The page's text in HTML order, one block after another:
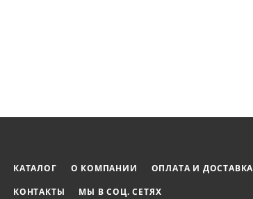
КАТАЛОГ О КОМПАНИИ ОПЛАТА И ДОСТАВКА
КОНТАКТЫ
МЫ В СОЦ. СЕТЯХ